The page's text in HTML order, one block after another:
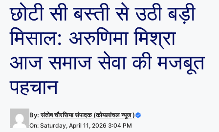
छोटी सी बस्ती से उठी बड़ी
मिसाल: अरुणिमा मिश्रा
आज समाज सेवा की मजबूत
पहचान
By:संतोष चौरसिया संपादक (कोयलांचल न्यूज )
On: Saturday, April 11, 2026 3:04 PM